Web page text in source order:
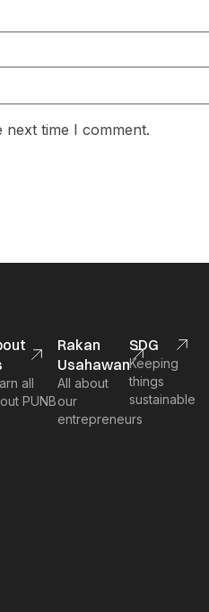
time I comment.
all
PUNB
Rakan
Usahawan
All about
our
entrepreneurs
SDG
Keeping
things
sustainable